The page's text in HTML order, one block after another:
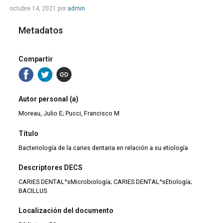
octubre 14, 2021 por admin
Metadatos
Compartir
Autor personal (a)
Moreau, Julio E; Pucci, Francisco M
Título
Bacteriología de la caries dentaria en relación a su etiología
Descriptores DECS
CARIES DENTAL^sMicrobiología; CARIES DENTAL^sEtiología;
BACILLUS
Localización del documento